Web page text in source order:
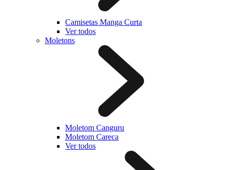
Camisetas Manga Curta
Ver todos
Moletons
Moletom Canguru
Moletom Careca
Ver todos